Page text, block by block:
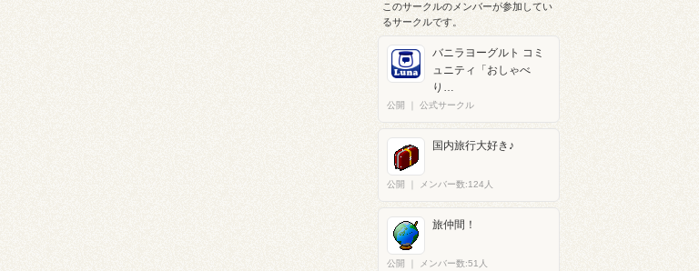
このサークルのメンバーが参加してい
るサークルです。
バニラヨーグルト コミ
ュニティ「おしゃべ
り…
公開 公式サークル
国内旅行大好き♪
公開 メンバー数:124人
旅仲間！
公開 メンバー数:51人